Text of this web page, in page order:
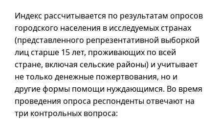
Индекс рассчитывается по результатам опросов
городского населения в исследуемых странах
(представленного репрезентативной выборкой
лиц старше 15 лет, проживающих по всей
стране, включая сельские районы) и учитывает
не только денежные пожертвования, но и
другие формы помощи нуждающимся. Во время
проведения опроса респонденты отвечают на
три контрольных вопроса: